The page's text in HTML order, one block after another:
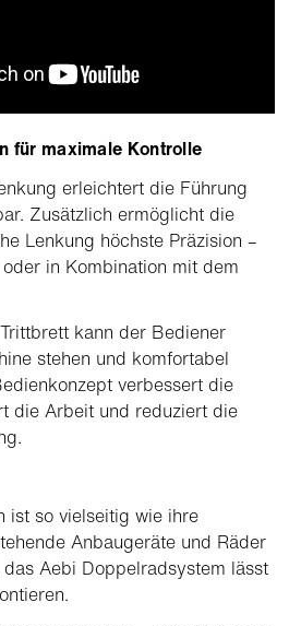
für maximale Kontrolle
erleichtert die Führung
Zusätzlich ermöglicht die
Lenkung höchste Präzision –
in Kombination mit dem
kann der Bediener
stehen und komfortabel
verbessert die
die Arbeit und reduziert die
ist so vielseitig wie ihre
Anbaugeräte und Räder
Aebi Doppelradsystem lässt